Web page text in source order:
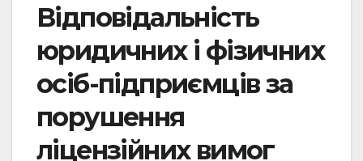
Відповідальність
юридичних і фізичних
осіб-підприємців за
порушення
ліцензійних вимог